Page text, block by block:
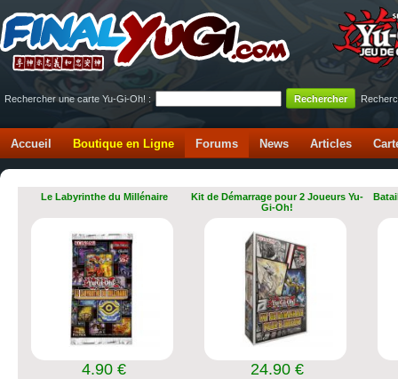
Rechercher une carte Yu-Gi-Oh! :
Accueil Boutique en Ligne Forums News Articles
Le Labyrinthe du Millénaire
4.90 €
Kit de Démarrage pour 2 Joueurs Yu-
Gi-Oh!
24.90 €